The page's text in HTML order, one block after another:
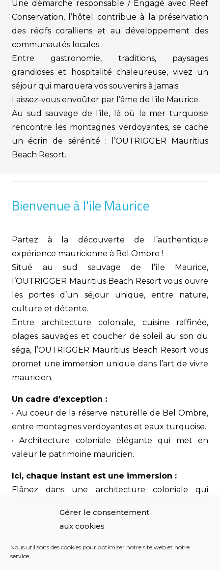
Gérer le consentement
aux cookies
Nous utilisons des cookies pour optimiser notre site web et notre
service.
Une démarche responsable / Engagé avec Reef
Conservation, l’hôtel contribue à la préservation
des récifs coralliens et au développement des
communautés locales.
Entre gastronomie, traditions, paysages
grandioses et hospitalité chaleureuse, vivez un
séjour qui marquera vos souvenirs à jamais.
Laissez-vous envoûter par l’âme de l’ile Maurice.
Au sud sauvage de l’ile, là où la mer turquoise
rencontre les montagnes verdoyantes, se cache
un écrin de sérénité : l’OUTRIGGER Mauritius
Beach Resort.
Bienvenue à l'ile Maurice
Partez à la découverte de l’authentique
expérience mauricienne à Bel Ombre !
Situé au sud sauvage de l’île Maurice,
l’OUTRIGGER Mauritius Beach Resort vous ouvre
les portes d’un séjour unique, entre nature,
culture et détente.
Entre architecture coloniale, cuisine raffinée,
plages sauvages et coucher de soleil au son du
séga, l’OUTRIGGER Mauritius Beach Resort vous
promet une immersion unique dans l’art de vivre
mauricien.
Un cadre d’exception :
• Au coeur de la réserve naturelle de Bel Ombre,
entre montagnes verdoyantes et eaux turquoise.
• Architecture coloniale élégante qui met en
valeur le patrimoine mauricien.
Ici, chaque instant est une immersion :
Flânez dans une architecture coloniale qui
Succombez aux saveurs mauriciennes, aux
arômes de rhum et aux vins du monde.
Vibrez au rythme du séga au coucher du soleil,
cocktail à la main.